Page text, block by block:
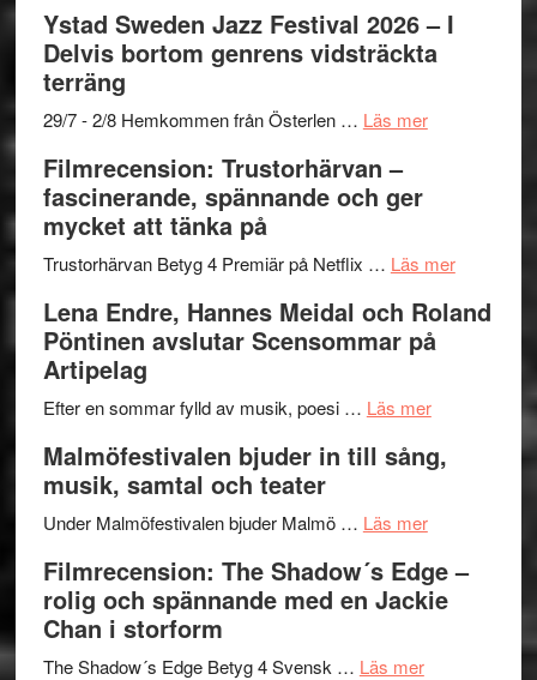
med
Fox
och
Scully
stipendium
Det
grönaste
–
och
lättsam
Ystad Sweden Jazz Festival 2026 – I
Delvis bortom genrens vidsträckta
terräng
29/7 - 2/8 Hemkommen från Österlen … Läs merom
2026
I
Delvis
genrens
terräng
Filmrecension: Trustorhärvan –
fascinerande, spännande och ger
mycket att tänka på
Trustorhärvan Betyg 4 Premiär på Netflix … Läs merom
på
Lena Endre, Hannes Meidal och Roland
Pöntinen avslutar Scensommar på
Artipelag
Efter en sommar fylld av musik, poesi … Läs merom
Endre,
Roland
Pöntinen
Malmöfestivalen bjuder in till sång,
musik, samtal och teater
Under Malmöfestivalen bjuder Malmö … Läs merom
bjuder
in
Filmrecension: The Shadow´s Edge –
rolig och spännande med en Jackie
Chan i storform
The Shadow´s Edge Betyg 4 Svensk … Läs merom